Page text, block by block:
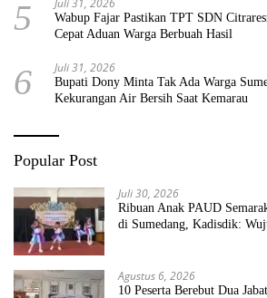
5
Wabup Fajar Pastikan TPT SDN
Cepat Aduan Warga Berbuah Hasil
6 Juli 31, 2026
Bupati Dony Minta Tak Ada Warga
Kekurangan Air Bersih Saat Kemarau
Popular Post
Juli 30, 2026
Ribuan Anak PAUD
di Sumedang, Kadisdik:
Agustus 6, 2026
10 Peserta Berebut Dua